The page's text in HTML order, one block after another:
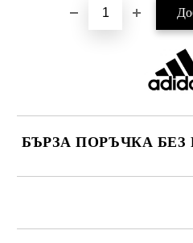
БЪРЗА ПОРЪЧКА БЕЗ